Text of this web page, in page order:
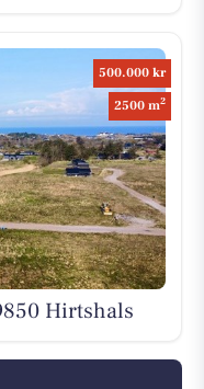
500.000 kr
2500 m2
Hirtshals